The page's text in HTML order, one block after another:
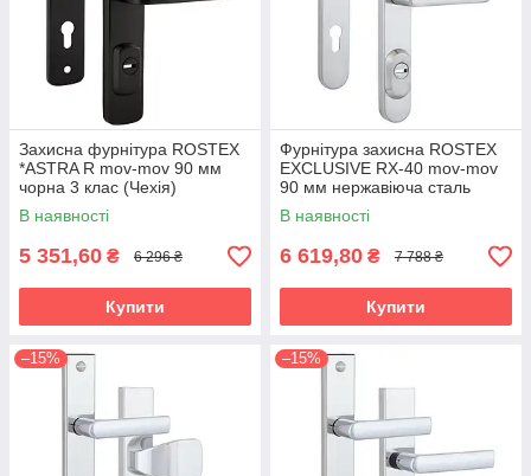
Захисна фурнітура ROSTEX
*ASTRA R mov-mov 90 мм
чорна 3 клас (Чехія)
В наявності
5 351,60 ₴ 6 296 ₴
Купити
Фурнітура захисна ROSTEX
EXCLUSIVE RX-40 mov-mov
90 мм нержавіюча сталь
матова 3 клас (Чехія)
В наявності
6 619,80 ₴ 7 788 ₴
Купити
–15% –15%